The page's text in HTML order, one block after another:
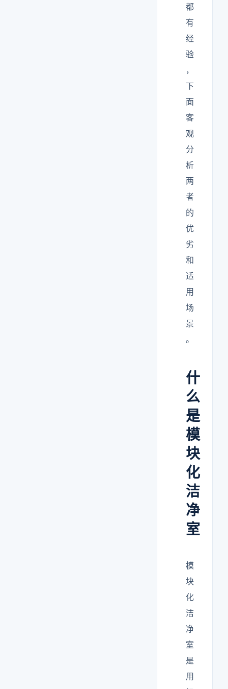
都
有
经
验
，
下
面
客
观
分
析
两
者
的
优
劣
和
适
用
场
景
。
什
么
是
模
块
化
洁
净
室
模
块
化
洁
净
室
是
用